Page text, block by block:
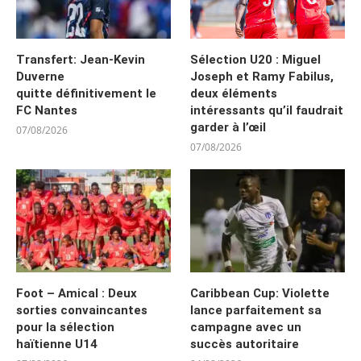
Transfert: Jean-Kevin
Duverne
quitte définitivement le
FC Nantes
07/08/2026
Sélection U20 : Miguel
Joseph et Ramy Fabilus,
deux éléments
intéressants qu’il faudrait
garder à l’œil
07/08/2026
Foot – Amical : Deux
sorties convaincantes
pour la sélection
haïtienne U14
Caribbean Cup: Violette
lance parfaitement sa
campagne avec un
succès autoritaire